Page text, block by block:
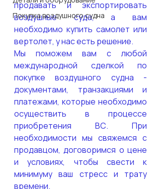
Покупка воздушного судна
продавать и экспортировать
воздушные суда, а вам
необходимо купить самолет или
вертолет, у нас есть решение.
Мы поможем вам с любой
международной сделкой по
покупке воздушного судна -
документами, транзакциями и
платежами, которые необходимо
осуществить в процессе
приобретения ВС. При
необходимости мы свяжемся с
продавцом, договоримся о цене
и условиях, чтобы свести к
минимуму ваш стресс и трату
времени.